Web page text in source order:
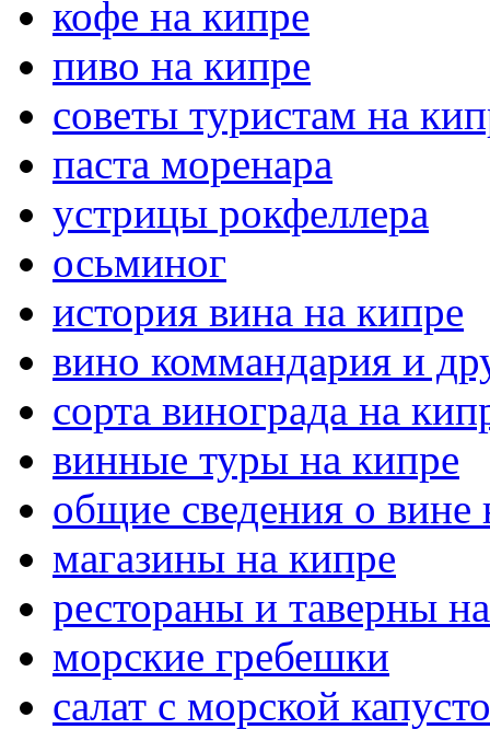
кофе на кипре
пиво на кипре
советы туристам на
паста моренара
устрицы рокфеллера
осьминог
история вина на кипре
вино коммандария и
сорта винограда на
винные туры на кипре
общие сведения о вине
магазины на кипре
рестораны и таверны
морские гребешки
салат с морской